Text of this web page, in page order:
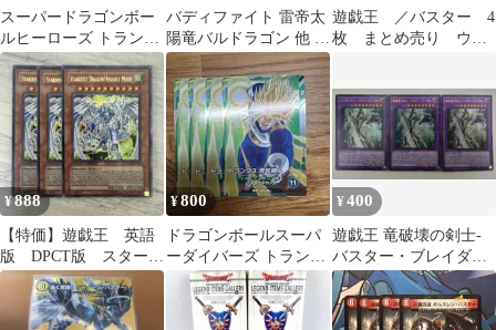
スーパードラゴンボー
ルヒーローズ トランク
ス：未来 UMPW-03
バディファイト 雷帝太
陽竜バルドラゴン 他 3
枚セット
遊戯王 ／バスター 4
枚 まとめ売り ウル
¥888
【特価】遊戯王 英語
版 DPCT版 スターダ
ストドラゴン／バスタ
ー ウルトラ
¥800
ドラゴンボールスーパ
ーダイバーズ トランク
ス:青年期 4枚セット
¥400
遊戯王 竜破壊の剣士-
バスター・ブレイダー
ウルトラレア 3枚